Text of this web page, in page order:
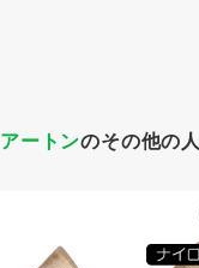
アートンのその他の